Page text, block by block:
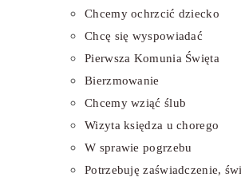
Chcemy ochrzcić dziecko
Chcę się wyspowiadać
Pierwsza Komunia Święta
Bierzmowanie
Chcemy wziąć ślub
Wizyta księdza u chorego
W sprawie pogrzebu
Potrzebuję zaświadczenie,